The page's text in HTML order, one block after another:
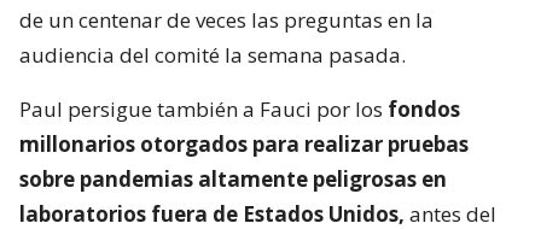
de un centenar de veces las preguntas en la
audiencia del comité la semana pasada.
Paul persigue también a Fauci por los fondos
millonarios otorgados para realizar pruebas
sobre pandemias altamente peligrosas en
laboratorios fuera de Estados Unidos, antes del